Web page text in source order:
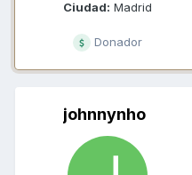
Ciudad: Madrid
Donador
johnnynho